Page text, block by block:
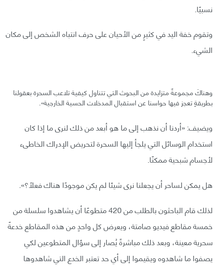
نسبيًا.
وتقوم خفة اليد في كثيرٍ من الأحيان على حرف انتباه الشخص إلى مكان
الشيء.
وهناكَ مجموعةٌ متزايدة من البحوث التي تتناول كيفية تلاعب السحرة بعقولنا
بطريقةٍ تعجز فيها حواسنا عن استقبال المدخلات الحسية الخارجية».
ويضيف: «أردنا أن نذهب إلى ما هو أبعد من ذلك لنرى ما إذا كان
استخدام الوسائل التي يلجأ إليها السحرة لتحريض الإدراك الخاطىء
لأجسام شبحية ممكنًا.
هل يمكن لساحر أن يجعلنا نرى شيئا لم يكن موجودًا هناك فعلًا؟».
لذلك قام الباحثون بالطلب من 420 متطوعًا أن يشاهدوا سلسلة من
خمسة مقاطع فيديو صامتة، ويعرض كل واحدٍ من هذه المقاطع خدعةً
سحرية معينة، وبعد ذلك مباشرةً يُصار إلى سؤال المتطوعين لكي
يصفوا ما شاهدوه ويقيموا إلى أي حد تعتبر الخدع التي شاهدوها